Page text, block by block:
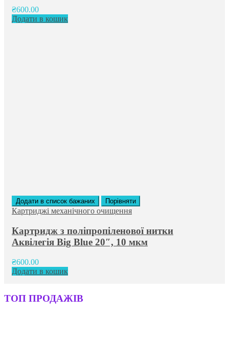
₴600.00
Додати в кошик
Додати в список бажаних Порівняти
Картриджі механічного очищення
Картридж з поліпропіленової нитки
Аквілегія Big Blue 20″, 10 мкм
₴600.00
Додати в кошик
ТОП ПРОДАЖІВ